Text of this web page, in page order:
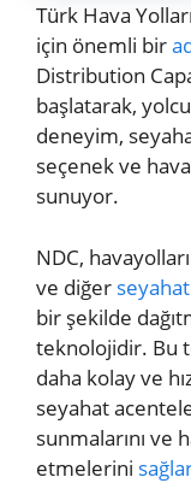
Türk Hava
için önemli bir
Distribution
başlatarak,
deneyim,
seçenek ve
sunuyor.
NDC,
ve diğer seyahat
bir şekilde
teknolojidir. Bu
daha kolay ve
seyahat
sunmalarını ve
etmelerini